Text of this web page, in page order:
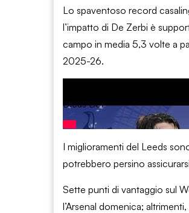
Lo spaventoso record
l’impatto di De Zerbi è
campo in media 5,3 volte a
2025-26.
Dicas Bet
I miglioramenti del Leeds
potrebbero persino
Sette punti di vantaggio sul
l’Arsenal domenica;